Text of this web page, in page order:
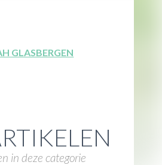
GLASBERGEN
in deze categorie